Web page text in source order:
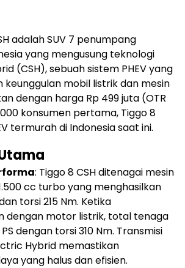
adalah SUV 7 penumpang
yang mengusung teknologi
(CSH), sebuah sistem PHEV yang
keunggulan mobil listrik dan mesin
dengan harga Rp 499 juta (OTR
konsumen pertama, Tiggo 8
termurah di Indonesia saat ini.
: Tiggo 8 CSH ditenagai mesin
cc turbo yang menghasilkan
torsi 215 Nm. Ketika
dengan motor listrik, total tenaga
dengan torsi 310 Nm. Transmisi
Hybrid memastikan
yang halus dan efisien.